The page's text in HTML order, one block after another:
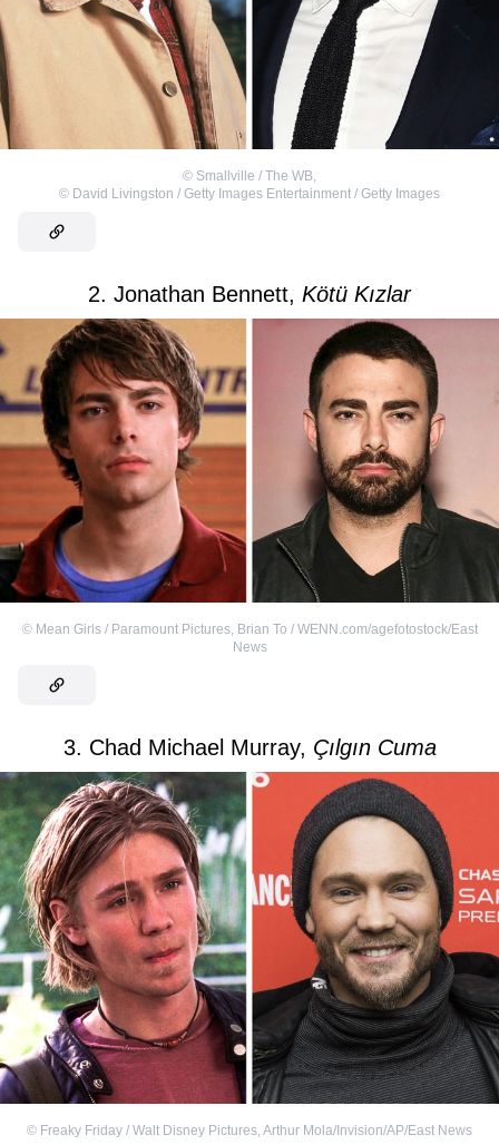
© Smallville / The WB,
© David Livingston / Getty Images Entertainment / Getty Images
2. Jonathan Bennett, Kötü Kızlar
© Mean Girls / Paramount Pictures, Brian To / WENN.com/agefotostock/East
News
3. Chad Michael Murray, Çılgın Cuma
© Freaky Friday / Walt Disney Pictures, Arthur Mola/Invision/AP/East News